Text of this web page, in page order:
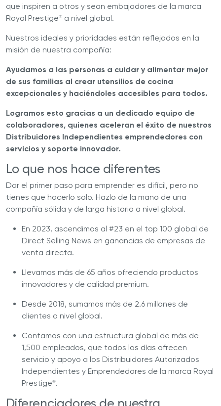
que inspiren a otros y sean embajadores de la marca
Royal Prestige® a nivel global.
Nuestros ideales y prioridades están reflejados en la
misión de nuestra compañía:
Ayudamos a las personas a cuidar y alimentar mejor
de sus familias al crear utensilios de cocina
excepcionales y haciéndoles accesibles para todos.
Logramos esto gracias a un dedicado equipo de
colaboradores, quienes aceleran el éxito de nuestros
Distribuidores Independientes emprendedores con
servicios y soporte innovador.
Lo que nos hace diferentes
Dar el primer paso para emprender es difícil, pero no
tienes que hacerlo solo. Hazlo de la mano de una
compañía sólida y de larga historia a nivel global.
En 2023, ascendimos al #23 en el top 100 global de
Direct Selling News en ganancias de empresas de
venta directa.
Llevamos más de 65 años ofreciendo productos
innovadores y de calidad premium.
Desde 2018, sumamos más de 2.6 millones de
clientes a nivel global.
Contamos con una estructura global de más de
1,500 empleados, que todos los días ofrecen
servicio y apoyo a los Distribuidores Autorizados
Independientes y Emprendedores de la marca Royal
Prestige®.